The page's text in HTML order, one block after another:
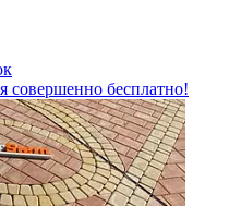
совершенно бесплатно!